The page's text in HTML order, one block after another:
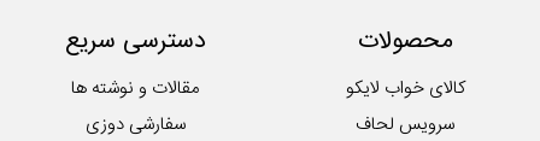
کوسن
محصولات تکی آشپزخانه
محصولات
کالای خواب لایکو
سرویس لحاف
دسترسی سریع
مقالات و نوشته ها
سفارشی دوزی